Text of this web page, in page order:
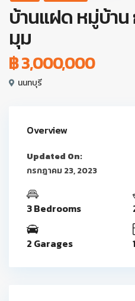
บ้านแฝด หมู่บ้า
มุม
฿ 3,000,000
นนทบุรี
Overview
Updated On:
กรกฎาคม 23, 2023
3 Bedrooms
2 Garages